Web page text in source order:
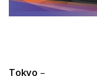
Tokyo –